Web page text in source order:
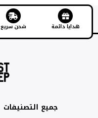
هدايا دائمة شحن سريع
جميع التصنيفات